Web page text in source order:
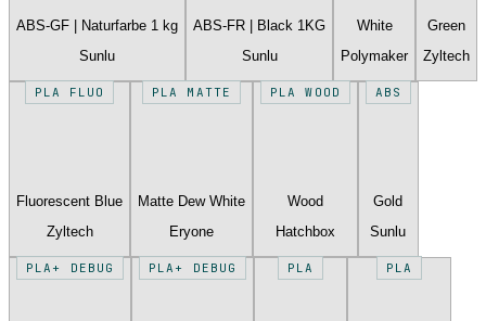
ABS-GF | Naturfarbe 1 kg
Sunlu
ABS-FR | Black 1KG
Sunlu
White
Polymaker
Green
Zyltech
PLA FLUO
Fluorescent Blue
Zyltech
PLA MATTE
Matte Dew White
Eryone
PLA WOOD
Wood
Hatchbox
ABS
Gold
Sunlu
PLA+ DEBUG PLA+ DEBUG PLA PLA